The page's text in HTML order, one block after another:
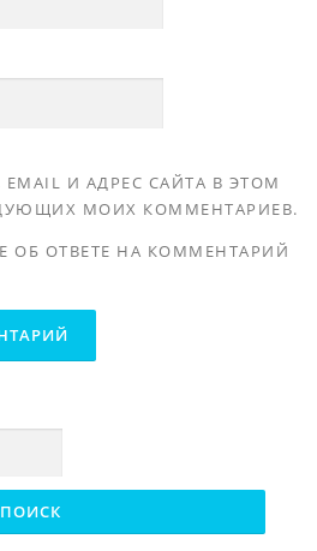
И АДРЕС САЙТА В ЭТОМ
МОИХ КОММЕНТАРИЕВ.
ОБ ОТВЕТЕ НА КОММЕНТАРИЙ